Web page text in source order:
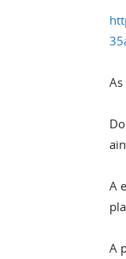
A
A